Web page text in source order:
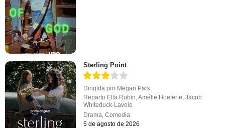
Sterling Point
Dirigida por Megan Park
Reparto Ella Rubin ,Amélie Hoeferle ,Jacob
Whiteduck-Lavoie
Drama ,Comedia
5 de agosto de 2026